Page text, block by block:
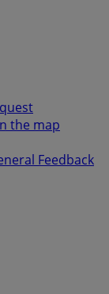
the map
Feedback